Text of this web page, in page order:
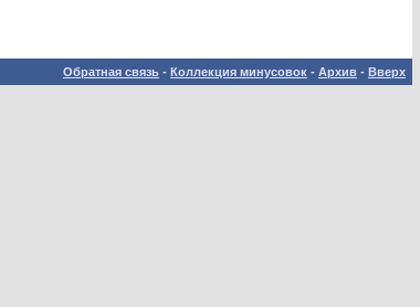
Обратная связь - Коллекция минусовок - Архив - Вверх